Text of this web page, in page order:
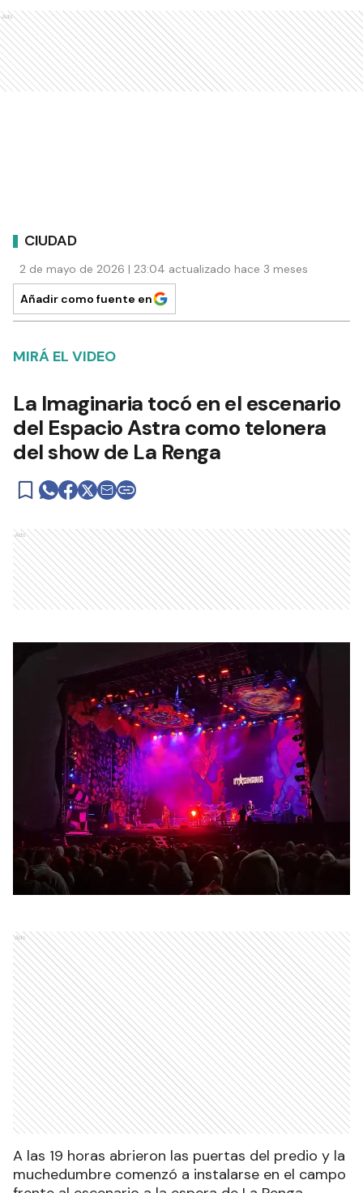
Ads
CIUDAD
2 de mayo de 2026 | 23:04 actualizado hace 3 meses
Añadir como fuente en
MIRÁ EL VIDEO
La Imaginaria tocó en el escenario
del Espacio Astra como telonera
del show de La Renga
Ads
Ads
A las 19 horas abrieron las puertas del predio y la
muchedumbre comenzó a instalarse en el campo